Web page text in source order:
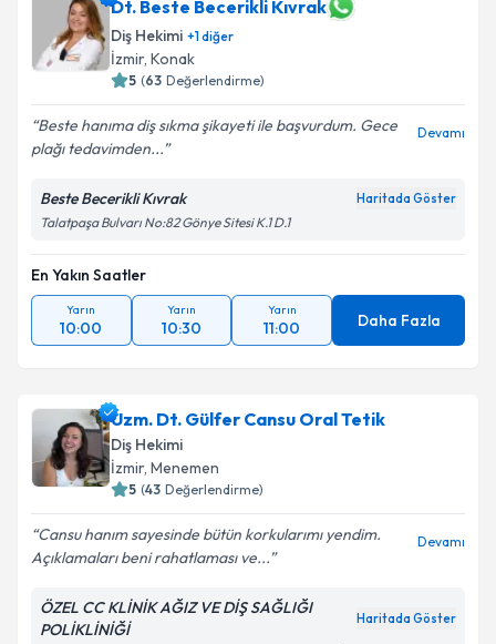
Dt. Beste Becerikli Kıvrak
Diş Hekimi +1diğer
İzmir, Konak
5 (63 Değerlendirme)
Beste hanıma diş sıkma şikayeti ile başvurdum. Gece
plağı tedavimden...
Devamı
Beste Becerikli Kıvrak Haritada Göster
Talatpaşa Bulvarı No:82 Gönye Sitesi K.1 D.1
En Yakın Saatler
Yarın
10:00
Yarın
10:30
Yarın
11:00 Daha Fazla
Uzm. Dt. Gülfer Cansu Oral Tetik
Diş Hekimi
İzmir, Menemen
5 (43 Değerlendirme)
Cansu hanım sayesinde bütün korkularımı yendim.
Açıklamaları beni rahatlaması ve...
Devamı
ÖZEL CC KLİNİK AĞIZ VE DİŞ SAĞLIĞI
POLİKLİNİĞİ
Haritada Göster